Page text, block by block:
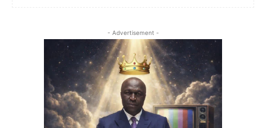
- Advertisement -